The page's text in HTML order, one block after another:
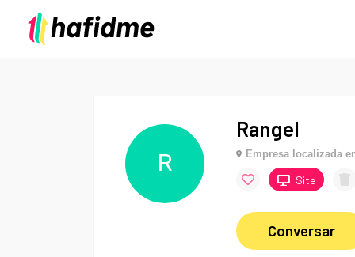
R
Rangel
Empresa localizada
Site
Conversar